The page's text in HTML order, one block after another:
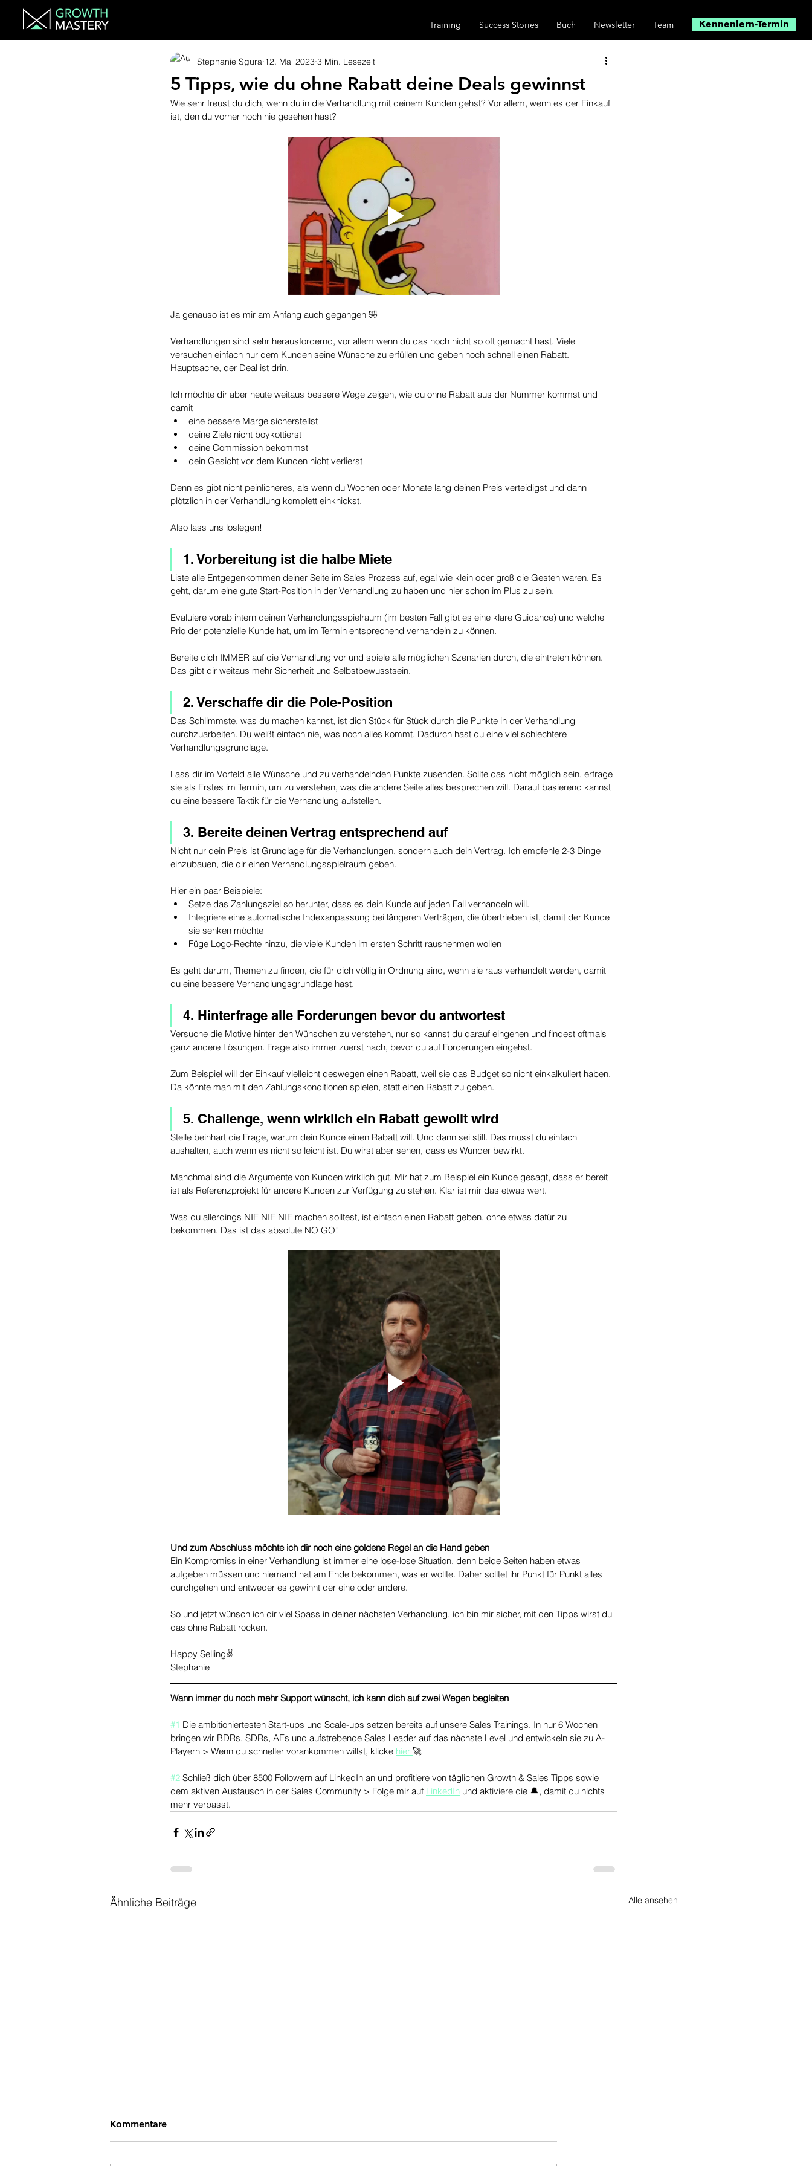
Training Success Stories Buch Newsletter Team Kennenlern-Termin
5 Tipps, wie du ohne Rabatt deine Deals gewinnst
Stephanie Sgura 12. Mai 2023 3 Min. Lesezeit
Wie sehr freust du dich, wenn du in die Verhandlung mit deinem Kunden gehst? Vor allem, wenn es der Einkauf
ist, den du vorher noch nie gesehen hast?
Ja genauso ist es mir am Anfang auch gegangen 🤣
Verhandlungen sind sehr herausfordernd, vor allem wenn du das noch nicht so oft gemacht hast. Viele
versuchen einfach nur dem Kunden seine Wünsche zu erfüllen und geben noch schnell einen Rabatt.
Hauptsache, der Deal ist drin.
Ich möchte dir aber heute weitaus bessere Wege zeigen, wie du ohne Rabatt aus der Nummer kommst und
damit
eine bessere Marge sicherstellst
deine Ziele nicht boykottierst
deine Commission bekommst
dein Gesicht vor dem Kunden nicht verlierst
Denn es gibt nicht peinlicheres, als wenn du Wochen oder Monate lang deinen Preis verteidigst und dann
plötzlich in der Verhandlung komplett einknickst.
Also lass uns loslegen!
1. Vorbereitung ist die halbe Miete
Liste alle Entgegenkommen deiner Seite im Sales Prozess auf, egal wie klein oder groß die Gesten waren. Es
geht, darum eine gute Start-Position in der Verhandlung zu haben und hier schon im Plus zu sein.
Evaluiere vorab intern deinen Verhandlungsspielraum (im besten Fall gibt es eine klare Guidance) und welche
Prio der potenzielle Kunde hat, um im Termin entsprechend verhandeln zu können.
Bereite dich IMMER auf die Verhandlung vor und spiele alle möglichen Szenarien durch, die eintreten können.
Das gibt dir weitaus mehr Sicherheit und Selbstbewusstsein.
2. Verschaffe dir die Pole-Position
Das Schlimmste, was du machen kannst, ist dich Stück für Stück durch die Punkte in der Verhandlung
durchzuarbeiten. Du weißt einfach nie, was noch alles kommt. Dadurch hast du eine viel schlechtere
Verhandlungsgrundlage.
Lass dir im Vorfeld alle Wünsche und zu verhandelnden Punkte zusenden. Sollte das nicht möglich sein, erfrage
sie als Erstes im Termin, um zu verstehen, was die andere Seite alles besprechen will. Darauf basierend kannst
du eine bessere Taktik für die Verhandlung aufstellen.
3. Bereite deinen Vertrag entsprechend auf
Nicht nur dein Preis ist Grundlage für die Verhandlungen, sondern auch dein Vertrag. Ich empfehle 2-3 Dinge
einzubauen, die dir einen Verhandlungsspielraum geben.
Hier ein paar Beispiele:
Setze das Zahlungsziel so herunter, dass es dein Kunde auf jeden Fall verhandeln will.
Integriere eine automatische Indexanpassung bei längeren Verträgen, die übertrieben ist, damit der Kunde
sie senken möchte
Füge Logo-Rechte hinzu, die viele Kunden im ersten Schritt rausnehmen wollen
Es geht darum, Themen zu finden, die für dich völlig in Ordnung sind, wenn sie raus verhandelt werden, damit
du eine bessere Verhandlungsgrundlage hast.
4. Hinterfrage alle Forderungen bevor du antwortest
Versuche die Motive hinter den Wünschen zu verstehen, nur so kannst du darauf eingehen und findest oftmals
ganz andere Lösungen. Frage also immer zuerst nach, bevor du auf Forderungen eingehst.
Zum Beispiel will der Einkauf vielleicht deswegen einen Rabatt, weil sie das Budget so nicht einkalkuliert haben.
Da könnte man mit den Zahlungskonditionen spielen, statt einen Rabatt zu geben.
5. Challenge, wenn wirklich ein Rabatt gewollt wird
Stelle beinhart die Frage, warum dein Kunde einen Rabatt will. Und dann sei still. Das musst du einfach
aushalten, auch wenn es nicht so leicht ist. Du wirst aber sehen, dass es Wunder bewirkt.
Manchmal sind die Argumente von Kunden wirklich gut. Mir hat zum Beispiel ein Kunde gesagt, dass er bereit
ist als Referenzprojekt für andere Kunden zur Verfügung zu stehen. Klar ist mir das etwas wert.
Was du allerdings NIE NIE NIE machen solltest, ist einfach einen Rabatt geben, ohne etwas dafür zu
bekommen. Das ist das absolute NO GO!
Und zum Abschluss möchte ich dir noch eine goldene Regel an die Hand geben
Ein Kompromiss in einer Verhandlung ist immer eine lose-lose Situation, denn beide Seiten haben etwas
aufgeben müssen und niemand hat am Ende bekommen, was er wollte. Daher solltet ihr Punkt für Punkt alles
durchgehen und entweder es gewinnt der eine oder andere.
So und jetzt wünsch ich dir viel Spass in deiner nächsten Verhandlung, ich bin mir sicher, mit den Tipps wirst du
das ohne Rabatt rocken.
Happy Selling✌️
Stephanie
Wann immer du noch mehr Support wünscht, ich kann dich auf zwei Wegen begleiten
#1 Die ambitioniertesten Start-ups und Scale-ups setzen bereits auf unsere Sales Trainings. In nur 6 Wochen
bringen wir BDRs, SDRs, AEs und aufstrebende Sales Leader auf das nächste Level und entwickeln sie zu A-
Playern > Wenn du schneller vorankommen willst, klicke hier 🚀
#2 Schließ dich über 8500 Followern auf LinkedIn an und profitiere von täglichen Growth & Sales Tipps sowie
dem aktiven Austausch in der Sales Community > Folge mir auf LinkedIn und aktiviere die 🔔, damit du nichts
mehr verpasst.
Ähnliche Beiträge Alle ansehen
Kommentare